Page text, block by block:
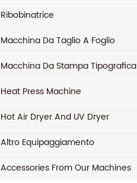
Ribobinatrice
Macchina Da Taglio A Foglio
Macchina Da Stampa Tipografica
Heat Press Machine
Hot Air Dryer And UV Dryer
Altro Equipaggiamento
Accessories From Our Machines